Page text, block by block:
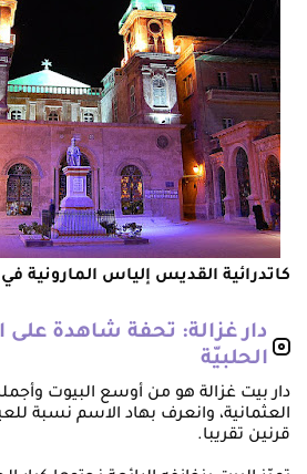
كاتدرائية القديس إلياس المارونية
دار غزالة: تحفة شاهدة على
الحلبيّة
دار بيت غزالة هو من أوسع البيوت
العثمانية، وانعرف بهاد الاسم نسبة
قرنين تقريبا.